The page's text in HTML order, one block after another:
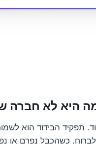
היא לא חברה
תפקיד הבידוד הוא
כשהכבל נפרם או